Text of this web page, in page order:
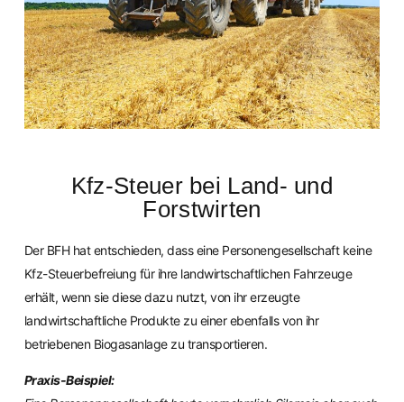
Kfz-Steuer bei Land- und
Forstwirten
Der BFH hat entschieden, dass eine Personengesellschaft keine
Kfz-Steuerbefreiung für ihre landwirtschaftlichen Fahrzeuge
erhält, wenn sie diese dazu nutzt, von ihr erzeugte
landwirtschaftliche Produkte zu einer ebenfalls von ihr
betriebenen Biogasanlage zu transportieren.
Praxis-Beispiel: